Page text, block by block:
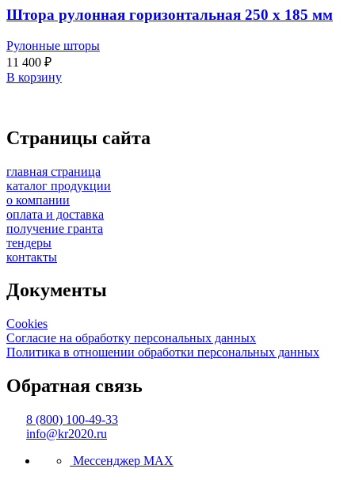
Штора рулонная горизонтальная 250 x 185 мм
Рулонные шторы
11 400 ₽
В корзину
Страницы сайта
главная страница
каталог продукции
о компании
оплата и доставка
получение гранта
тендеры
контакты
Документы
Cookies
Согласие на обработку персональных данных
Политика в отношении обработки персональных данных
Обратная связь
8 (800) 100-49-33
info@kr2020.ru
Мессенджер MAX